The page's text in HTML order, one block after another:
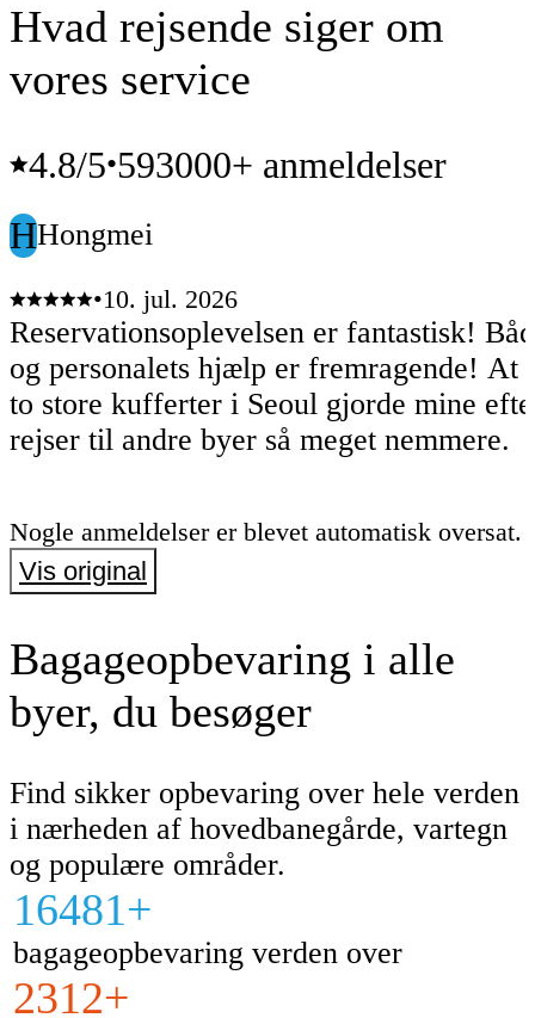
Hvad rejsende siger om
vores service
4.8/5•593000+ anmeldelser
HHongmei
•10. jul. 2026
Reservationsoplevelsen er fantastisk!
og personalets hjælp er fremragende! At efterlade
to store kufferter i Seoul gjorde mine
rejser til andre byer så meget nemmere.
Nogle anmeldelser er blevet automatisk oversat.
Vis original
Bagageopbevaring i alle
byer, du besøger
Find sikker opbevaring over hele verden
i nærheden af hovedbanegårde, vartegn
og populære områder.
16481+
bagageopbevaring verden over
2312+